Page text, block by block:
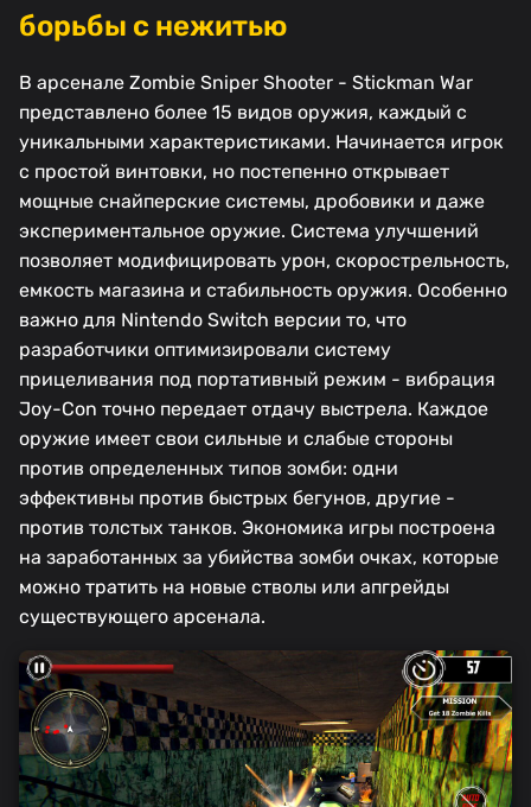
борьбы с нежитью
В арсенале Zombie Sniper Shooter - Stickman War
представлено более 15 видов оружия, каждый с
уникальными характеристиками. Начинается игрок
с простой винтовки, но постепенно открывает
мощные снайперские системы, дробовики и даже
экспериментальное оружие. Система улучшений
позволяет модифицировать урон, скорострельность,
емкость магазина и стабильность оружия. Особенно
важно для Nintendo Switch версии то, что
разработчики оптимизировали систему
прицеливания под портативный режим - вибрация
Joy-Con точно передает отдачу выстрела. Каждое
оружие имеет свои сильные и слабые стороны
против определенных типов зомби: одни
эффективны против быстрых бегунов, другие -
против толстых танков. Экономика игры построена
на заработанных за убийства зомби очках, которые
можно тратить на новые стволы или апгрейды
существующего арсенала.